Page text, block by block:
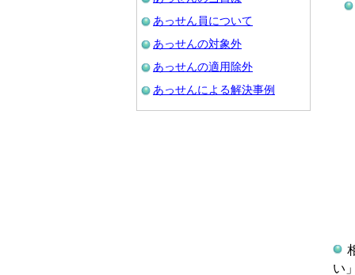
あっせん員について
あっせんの対象外
あっせんの適用除外
あっせんによる解決事例
い